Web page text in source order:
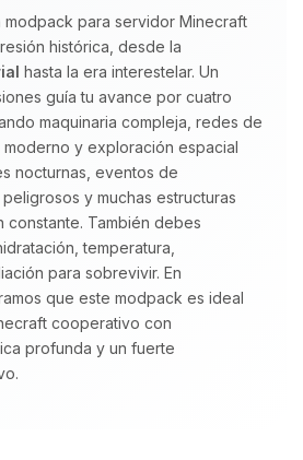
modpack para servidor Minecraft
histórica, desde la
hasta la era interestelar. Un
guía tu avance por cuatro
maquinaria compleja, redes de
moderno y exploración espacial
nocturnas, eventos de
y muchas estructuras
constante. También debes
temperatura,
para sobrevivir. En
que este modpack es ideal
cooperativo con
profunda y un fuerte